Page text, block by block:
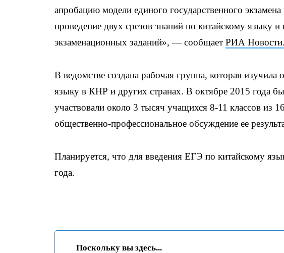
апробацию модели единого государственного
проведение двух срезов знаний по китайскому языку и
экзаменационных заданий», — сообщает РИА Новости.
В ведомстве создана рабочая группа, которая
языку в КНР и других странах. В октябре 2015 года
участвовали около 3 тысяч учащихся 8-11 классов
общественно-профессиональное обсуждение ее
Планируется, что для введения ЕГЭ по китайскому
года.
Поскольку вы здесь...